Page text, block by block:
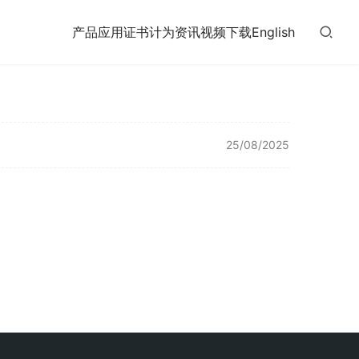
产品应用证书计为资讯视频下载English
25/08/2025